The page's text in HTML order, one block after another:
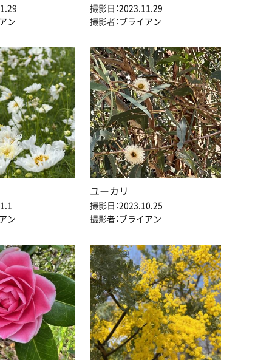
ン
撮影日：2023.11.29
撮影者：ブライアン
ン
ユーカリ
撮影日：2023.10.25
撮影者：ブライアン